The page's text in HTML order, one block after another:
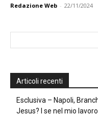
Redazione Web - 22/11/2024
Articoli recenti
Esclusiva – Napoli,
Jesus? I se nel mio